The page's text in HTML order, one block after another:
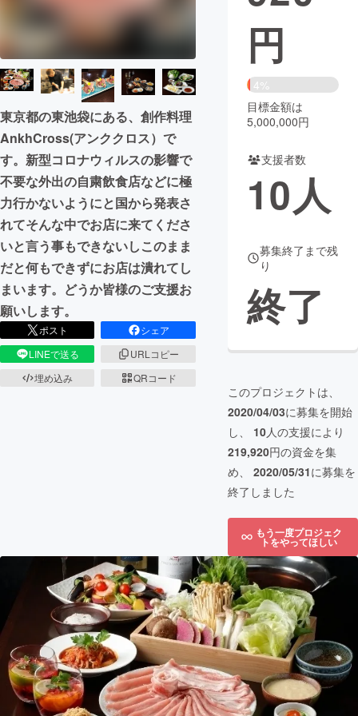
まちづくり・地域活性化
CAMPFIRE for Social Good
CAMPFIRE Creation
CAMPFIREふるさと納税
コミュニティ
東京都の東池袋にある、創作料理
AnkhCross(アンククロス）で
す。新型コロナウィルスの影響で
不要な外出の自粛飲食店などに極
力行かないようにと国から発表さ
れてそんな中でお店に来てくださ
いと言う事もできないしこのまま
だと何もできずにお店は潰れてし
まいます。どうか皆様のご支援お
願いします。
ポスト
シェア
LINEで送る
URLコピー
埋め込み
QRコード
円
4%
目標金額は
5,000,000円
支援者数
10人
募集終了まで残
り
終了
このプロジェクトは、
2020/04/03に募集を開始
し、 10人の支援により
219,920円の資金を集
め、 2020/05/31に募集を
終了しました
もう一度プロジェク
トをやってほしい